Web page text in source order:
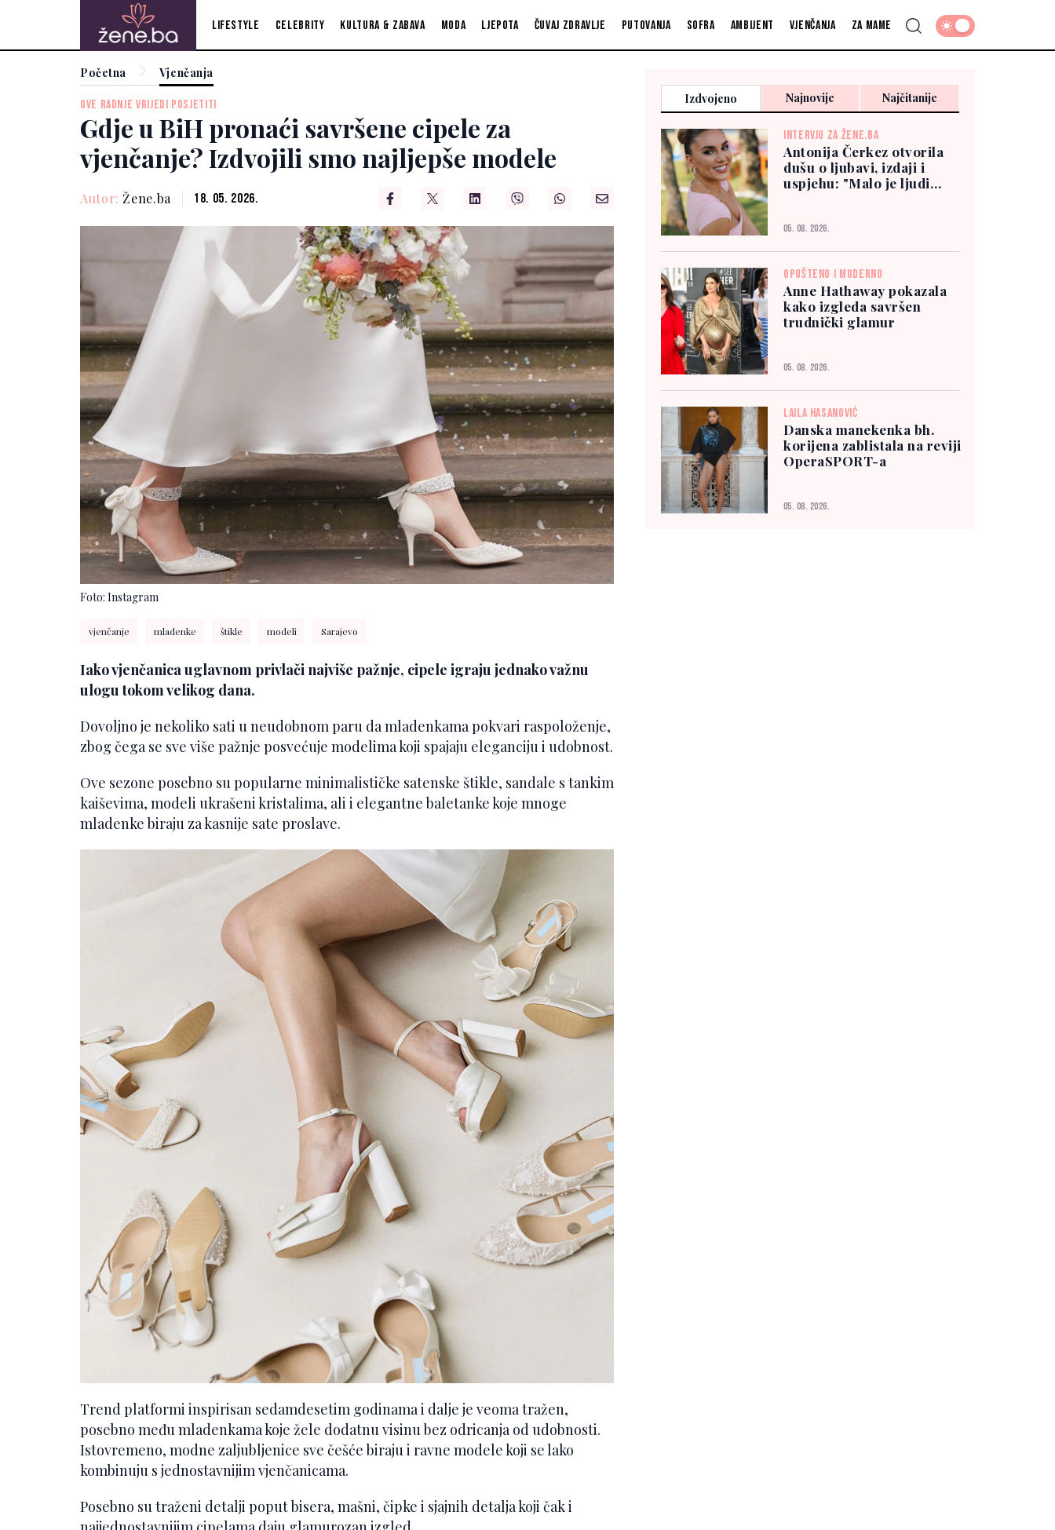
Lifestyle Celebrity Kultura & zabava Moda Ljepota Čuvaj zdravlje Putovanja Sofra Ambijent Vjenčanja Za mame
Početna Vjenčanja
OVE RADNJE VRIJEDI POSJETITI
Gdje u BiH pronaći savršene cipele za
vjenčanje? Izdvojili smo najljepše modele
Autor: Žene.ba 18. 05. 2026.
Foto: Instagram
vjenčanje mladenke štikle modeli Sarajevo
Iako vjenčanica uglavnom privlači najviše pažnje, cipele igraju jednako važnu
ulogu tokom velikog dana.
Dovoljno je nekoliko sati u neudobnom paru da mladenkama pokvari raspoloženje,
zbog čega se sve više pažnje posvećuje modelima koji spajaju eleganciju i udobnost.
Ove sezone posebno su popularne minimalističke satenske štikle, sandale s tankim
kaiševima, modeli ukrašeni kristalima, ali i elegantne baletanke koje mnoge
mladenke biraju za kasnije sate proslave.
Trend platformi inspirisan sedamdesetim godinama i dalje je veoma tražen,
posebno među mladenkama koje žele dodatnu visinu bez odricanja od udobnosti.
Istovremeno, modne zaljubljenice sve češće biraju i ravne modele koji se lako
kombinuju s jednostavnijim vjenčanicama.
Posebno su traženi detalji poput bisera, mašni, čipke i sjajnih detalja koji čak i
Izdvojeno Najnovije Najčitanije
INTERVJU ZA ŽENE.BA
Antonija Čerkez otvorila
dušu o ljubavi, izdaji i
uspjehu: "Malo je ljudi
05. 08. 2026.
OPUŠTENO I MODERNO
Anne Hathaway pokazala
kako izgleda savršen
trudnički glamur
05. 08. 2026.
LAILA HASANOVIĆ
Danska manekenka bh.
korijena zablistala na reviji
OperaSPORT-a
05. 08. 2026.